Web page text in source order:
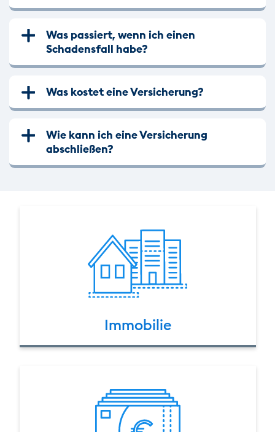
Was passiert, wenn ich einen
Schadensfall habe?
Was kostet eine Versicherung?
Wie kann ich eine Versicherung
abschließen?
Immobilie